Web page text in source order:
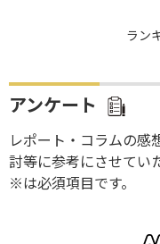
ラン
アンケート
レポート・コラムの感
討等に参考にさせてい
※は必須項目です。